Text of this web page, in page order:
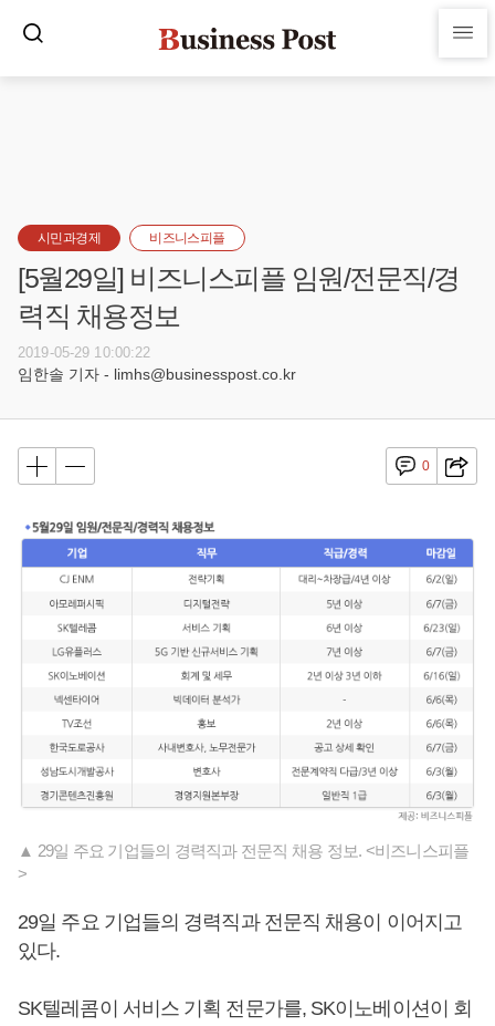
시민과경제 비즈니스피플
[5월29일] 비즈니스피플 임원/전문직/경
력직 채용정보
2019-05-29 10:00:22
임한솔 기자 - limhs@businesspost.co.kr
0
▲ 29일 주요 기업들의 경력직과 전문직 채용 정보. <비즈니스피플
>
29일 주요 기업들의 경력직과 전문직 채용이 이어지고
있다.
SK텔레콤이 서비스 기획 전문가를, SK이노베이션이 회